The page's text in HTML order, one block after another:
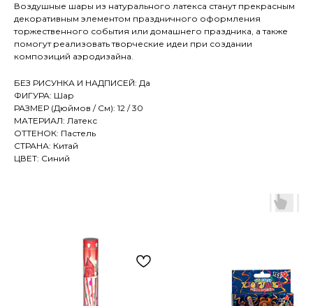
Воздушные шары из натурального латекса станут прекрасным
декоративным элементом праздничного оформления
торжественного события или домашнего праздника, а также
помогут реализовать творческие идеи при создании
композиций аэродизайна.
БЕЗ РИСУНКА И НАДПИСЕЙ: Да
ФИГУРА: Шар
РАЗМЕР (Дюймов / См): 12 / 30
МАТЕРИАЛ: Латекс
ОТТЕНОК: Пастель
СТРАНА: Китай
ЦВЕТ: Синий